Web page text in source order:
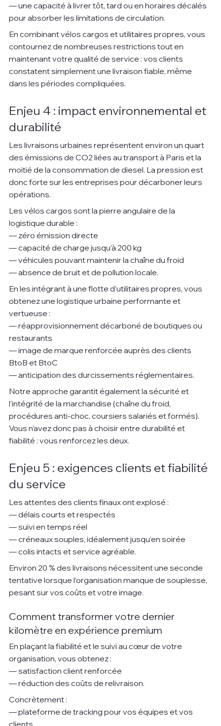
— une capacité à livrer tôt, tard ou en horaires décalés
pour absorber les limitations de circulation.
En combinant vélos cargos et utilitaires propres, vous
contournez de nombreuses restrictions tout en
maintenant votre qualité de service : vos clients
constatent simplement une livraison fiable, même
dans les périodes compliquées.
Enjeu 4 : impact environnemental et
durabilité
Les livraisons urbaines représentent environ un quart
des émissions de CO2 liées au transport à Paris et la
moitié de la consommation de diesel. La pression est
donc forte sur les entreprises pour décarboner leurs
opérations.
Les vélos cargos sont la pierre angulaire de la
logistique durable :
— zéro émission directe
— capacité de charge jusqu’à 200 kg
— véhicules pouvant maintenir la chaîne du froid
— absence de bruit et de pollution locale.
En les intégrant à une flotte d’utilitaires propres, vous
obtenez une logistique urbaine performante et
vertueuse :
— réapprovisionnement décarboné de boutiques ou
restaurants
— image de marque renforcée auprès des clients
BtoB et BtoC
— anticipation des durcissements réglementaires.
Notre approche garantit également la sécurité et
l’intégrité de la marchandise (chaîne du froid,
procédures anti-choc, coursiers salariés et formés).
Vous n’avez donc pas à choisir entre durabilité et
fiabilité : vous renforcez les deux.
Enjeu 5 : exigences clients et fiabilité
du service
Les attentes des clients finaux ont explosé :
— délais courts et respectés
— suivi en temps réel
— créneaux souples, idéalement jusqu’en soirée
— colis intacts et service agréable.
Environ 20 % des livraisons nécessitent une seconde
tentative lorsque l’organisation manque de souplesse,
pesant sur vos coûts et votre image.
Comment transformer votre dernier
kilomètre en expérience premium
En plaçant la fiabilité et le suivi au cœur de votre
organisation, vous obtenez :
— satisfaction client renforcée
— réduction des coûts de relivraison.
Concrètement :
— plateforme de tracking pour vos équipes et vos